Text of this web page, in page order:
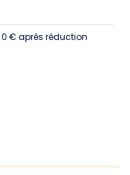
0 € après réduction